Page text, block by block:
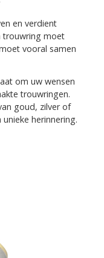
en verdient
trouwring moet
vooral samen
om uw wensen
trouwringen.
goud, zilver of
herinnering.